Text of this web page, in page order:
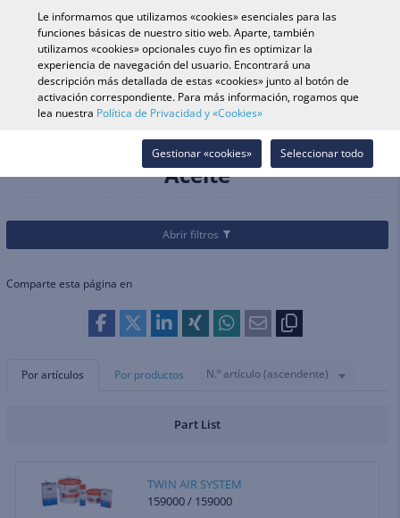
Búsqueda de vehículo
Buscar en tienda
Categorías Recambios & Accesorios
Servicio/mantenimiento
Aceite
Aceite
Abrir filtros
Comparte esta página en
Por artículos Por productos N.º artículo (ascendente)
Part List
TWIN AIR SYSTEM
159000 / 159000
Le informamos que utilizamos «cookies» esenciales para las
funciones básicas de nuestro sitio web. Aparte, también
utilizamos «cookies» opcionales cuyo fin es optimizar la
experiencia de navegación del usuario. Encontrará una
descripción más detallada de estas «cookies» junto al botón de
activación correspondiente. Para más información, rogamos que
lea nuestra Política de Privacidad y «Cookies»
Seleccionar todo
Gestionar «cookies»